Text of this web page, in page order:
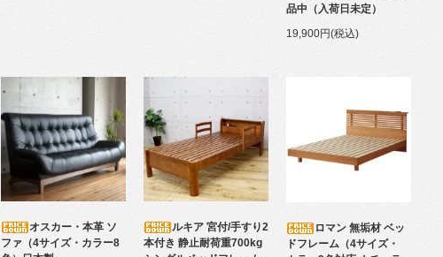
品中（入荷日未定）
19,900円(税込)
オスカー・本革 ソ
ファ（4サイズ・カラー8
ルキア 宮付/手すり2
本付き 静止耐荷重700kg
ロマン 無垢材 ベッ
ドフレーム（4サイズ・